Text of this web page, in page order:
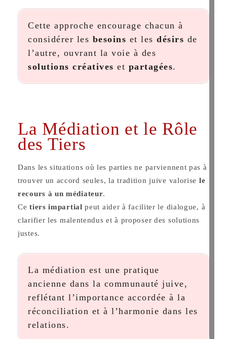
Cette approche encourage chacun à
considérer les besoins et les désirs de
l’autre, ouvrant la voie à des
solutions créatives et partagées.
La Médiation et le Rôle
des Tiers
Dans les situations où les parties ne parviennent pas à
trouver un accord seules, la tradition juive valorise le
recours à un médiateur.
Cetiers impartial peut aider à faciliter le dialogue, à
clarifier les malentendus et à proposer des solutions
justes.
La médiation est une pratique
ancienne dans la communauté juive,
reflétant l’importance accordée à la
réconciliation et à l’harmonie dans les
relations.